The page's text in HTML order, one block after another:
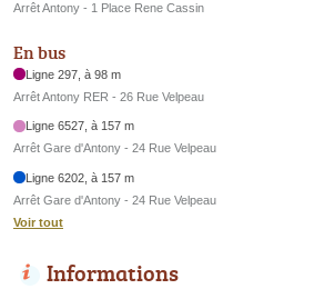
Arrêt Antony - 1 Place Rene Cassin
En bus
Ligne 297, à 98 m
Arrêt Antony RER - 26 Rue Velpeau
Ligne 6527, à 157 m
Arrêt Gare d'Antony - 24 Rue Velpeau
Ligne 6202, à 157 m
Arrêt Gare d'Antony - 24 Rue Velpeau
Voir tout
Informations